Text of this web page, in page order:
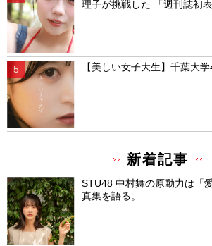
理子が挑戦した 「週刊誌初
【美しい女子大生】千葉大
新着記事
STU48 中村舞の原動力は「
真集を語る。